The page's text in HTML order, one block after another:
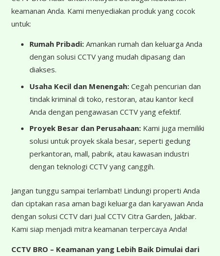
keamanan Anda. Kami menyediakan produk yang cocok
untuk:
Rumah Pribadi: Amankan rumah dan keluarga Anda
dengan solusi CCTV yang mudah dipasang dan
diakses.
Usaha Kecil dan Menengah: Cegah pencurian dan
tindak kriminal di toko, restoran, atau kantor kecil
Anda dengan pengawasan CCTV yang efektif.
Proyek Besar dan Perusahaan: Kami juga memiliki
solusi untuk proyek skala besar, seperti gedung
perkantoran, mall, pabrik, atau kawasan industri
dengan teknologi CCTV yang canggih.
Jangan tunggu sampai terlambat! Lindungi properti Anda
dan ciptakan rasa aman bagi keluarga dan karyawan Anda
dengan solusi CCTV dari Jual CCTV Citra Garden, Jakbar.
Kami siap menjadi mitra keamanan terpercaya Anda!
CCTV BRO – Keamanan yang Lebih Baik Dimulai dari